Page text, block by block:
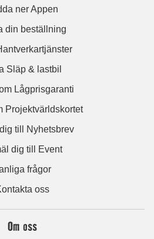
ner Appen
din beställning
Släp & lastbil
Lågprisgaranti
Projektvärldskortet
till Nyhetsbrev
dig till Event
frågor
oss
Om oss